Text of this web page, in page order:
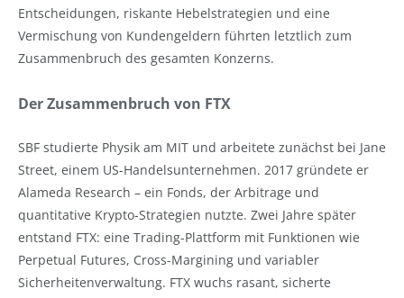
Entscheidungen, riskante Hebelstrategien und eine
Vermischung von Kundengeldern führten letztlich zum
Zusammenbruch des gesamten Konzerns.
Der Zusammenbruch von FTX
SBF studierte Physik am MIT und arbeitete zunächst bei Jane
Street, einem US-Handelsunternehmen. 2017 gründete er
Alameda Research – ein Fonds, der Arbitrage und
quantitative Krypto-Strategien nutzte. Zwei Jahre später
entstand FTX: eine Trading-Plattform mit Funktionen wie
Perpetual Futures, Cross-Margining und variabler
Sicherheitenverwaltung. FTX wuchs rasant, sicherte